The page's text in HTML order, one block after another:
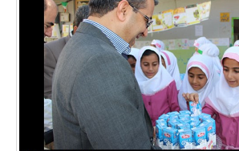
بانک، بیمه و سرمایه
مسکن و ساختمان